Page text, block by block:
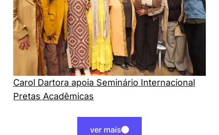
Carol Dartora apoia Seminário Internacional
Pretas Acadêmicas
ver mais